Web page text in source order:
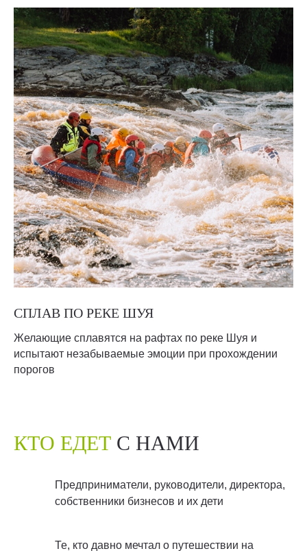
СПЛАВ ПО РЕКЕ ШУЯ
Желающие сплавятся на рафтах по реке Шуя и
испытают незабываемые эмоции при прохождении
порогов
КТО ЕДЕТ С НАМИ
Предприниматели, руководители, директора,
собственники бизнесов и их дети
Те, кто давно мечтал о путешествии на